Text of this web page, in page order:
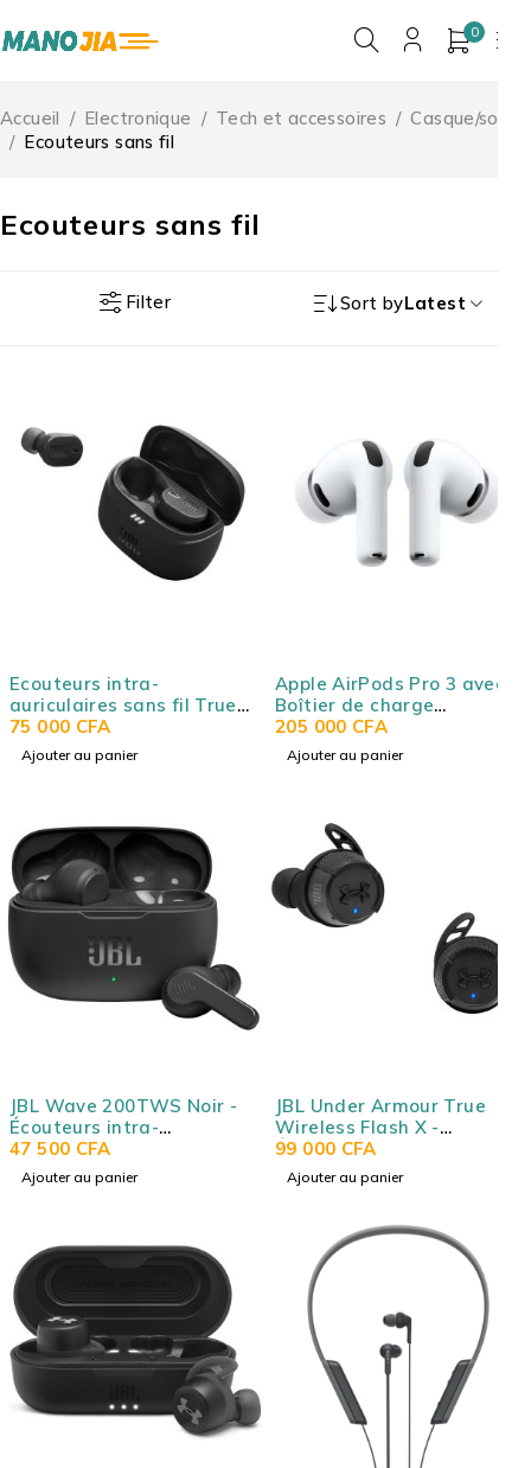
0
Ecouteurs sans fil
Accueil / Electronique / Tech et accessoires / Casque/son
/ Ecouteurs sans fil
Filter Sort byLatest
Ecouteurs intra-
auriculaires sans fil True
Wireless JBL Tune Buds 2
(Original)
75 000 CFA
Ajouter au panier
Apple AirPods Pro 3 avec
Boîtier de charge
MagSafe (USB-C)
(Original)
205 000 CFA
Ajouter au panier
JBL Wave 200TWS Noir -
Écouteurs intra-
auriculaires True Wireless
- Bluetooth 5.0 -
Commandes/Micro -
IPX2
47 500 CFA
Ajouter au panier
JBL Under Armour True
Wireless Flash X -
Écouteurs de sport sans fil
à Réduction de Bruit
Passive et étui de
99 000 CFA
Ajouter au panier